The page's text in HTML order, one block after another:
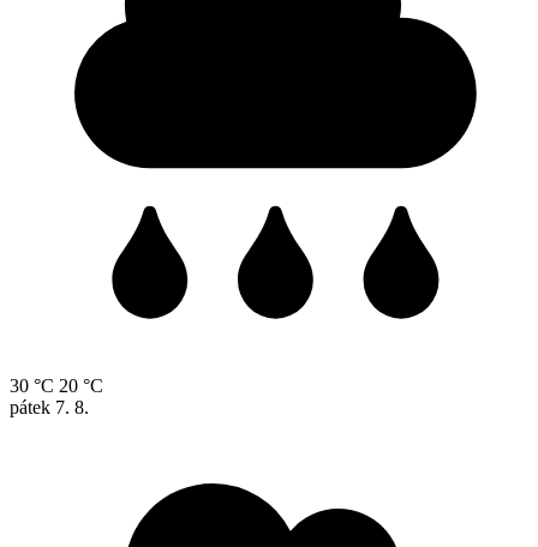
30 °C 20 °C
pátek 7. 8.